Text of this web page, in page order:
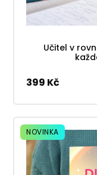
Učitel v
399 Kč
NOVINKA